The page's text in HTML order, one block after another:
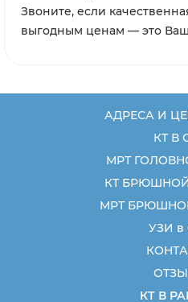
Звоните, если
выгодным ценам — это
АДРЕСА И
КТ В
МРТ
КТ
МРТ
УЗИ в
КТ В